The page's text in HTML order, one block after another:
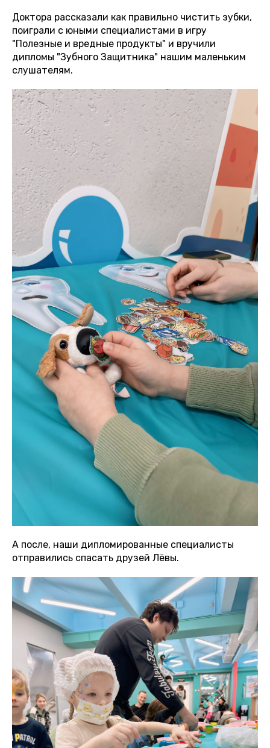
Доктора рассказали как правильно чистить зубки,
поиграли с юными специалистами в игру
"Полезные и вредные продукты" и вручили
дипломы "Зубного Защитника" нашим маленьким
слушателям.
А после, наши дипломированные специалисты
отправились спасать друзей Лёвы.